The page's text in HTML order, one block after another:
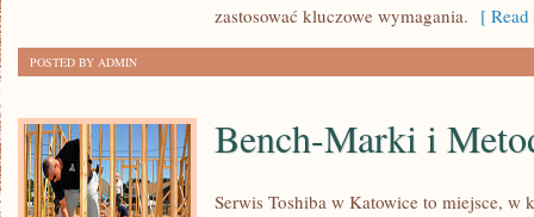
zastosować kluczowe wymagania. [
POSTED BY ADMIN
Bench-Marki i
Serwis Toshiba w Katowice to miejsce, w